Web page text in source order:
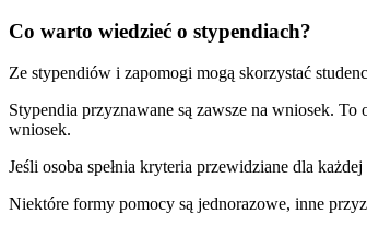
Co warto wiedzieć o stypendiach?
Ze stypendiów i zapomogi mogą skorzystać
Stypendia przyznawane są zawsze na wniosek.
wniosek.
Jeśli osoba spełnia kryteria przewidziane dla
Niektóre formy pomocy są jednorazowe, inne